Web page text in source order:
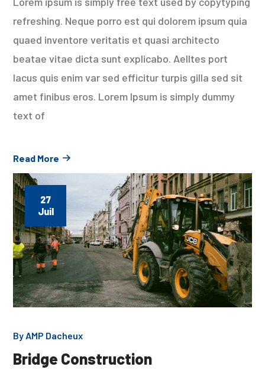
refreshing. Neque porro est qui dolorem ipsum quia
quaed inventore veritatis et quasi architecto
beatae vitae dicta sunt explicabo. Aelltes port
lacus quis enim var sed efficitur turpis gilla sed sit
amet finibus eros. Lorem Ipsum is simply dummy
text of
Read More
27
Juil
By AMP Dacheux
Bridge Construction